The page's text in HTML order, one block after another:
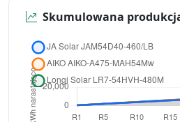
Skumulowana